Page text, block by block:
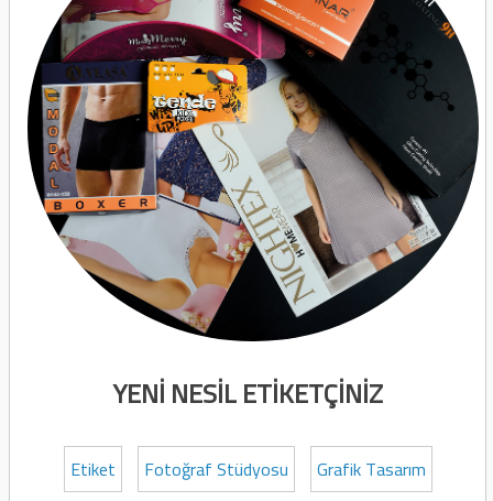
YENİ NESİL ETİKETÇİNİZ
Etiket Fotoğraf Stüdyosu
Grafik Tasarım